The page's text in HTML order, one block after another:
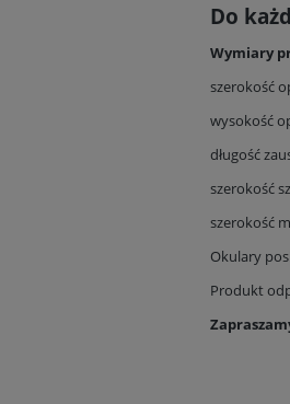
Do
Wymiary
szerokość
wysokość
długość
szerokość
szerokość
Okulary
Produkt